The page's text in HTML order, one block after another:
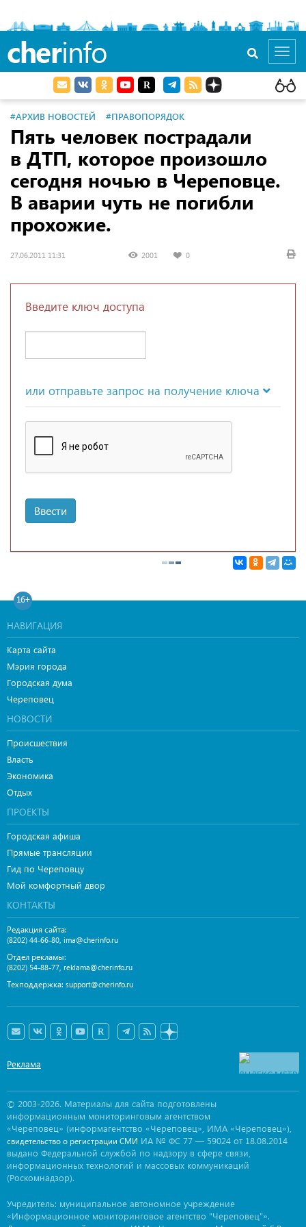
cherinfo
#АРХИВ НОВОСТЕЙ #ПРАВОПОРЯДОК
Пять человек пострадали
в ДТП, которое произошло
сегодня ночью в Череповце.
В аварии чуть не погибли
прохожие.
27.06.2011 11:31 2001 0
Введите ключ доступа
или отправьте запрос на получение ключа
Ввести
16+
НАВИГАЦИЯ
Карта сайта
Мэрия города
Городская дума
Череповец
НОВОСТИ
Происшествия
Власть
Экономика
Отдых
ПРОЕКТЫ
Городская афиша
Прямые трансляции
Гид по Череповцу
Мой комфортный двор
КОНТАКТЫ
Редакция сайта:
(8202) 44-66-80 ima@cherinfo.ru
Отдел рекламы:
(8202) 54-88-77 reklama@cherinfo.ru
Техподдержка: support@cherinfo.ru
Реклама
© 2003-2026. Материалы для сайта подготовлены
информационным мониторинговым агентством
«Череповец» (информагентство «Череповец», ИМА «Череповец»),
свидетельство о регистрации СМИ ИА № ФС 77 — 59024 от 18.08.2014
выдано Федеральной службой по надзору в сфере связи,
информационных технологий и массовых коммуникаций
(Роскомнадзор).
Учредитель: муниципальное автономное учреждение
«Информационное мониторинговое агентство "Череповец"».